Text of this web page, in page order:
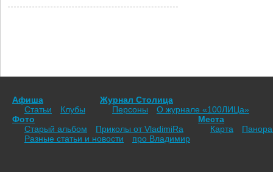
Афиша
Статьи
Клубы
Журнал Столица
Персоны
О журнале «100ЛИЦа»
Фото
Старый альбом
Приколы от VladimiRа
Места
Карта
Разные статьи и новости
про Владимир